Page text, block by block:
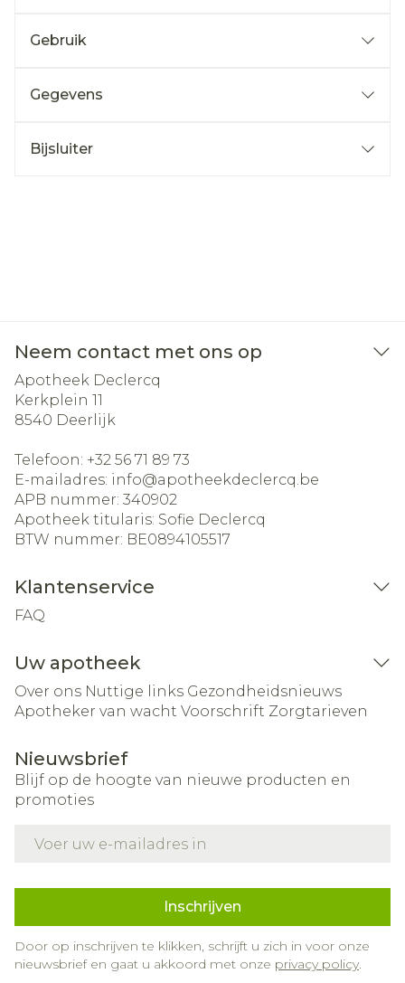
Gebruik
Gegevens
Bijsluiter
Neem contact met ons op
Apotheek Declercq
Kerkplein 11
8540 Deerlijk
Telefoon: +32 56 71 89 73
E-mailadres: info@apotheekdeclercq.be
APB nummer: 340902
Apotheek titularis: Sofie Declercq
BTW nummer: BE0894105517
Klantenservice
FAQ
Uw apotheek
Over ons Nuttige links Gezondheidsnieuws
Apotheker van wacht Voorschrift Zorgtarieven
Nieuwsbrief
Blijf op de hoogte van nieuwe producten en
promoties
Inschrijven
Door op inschrijven te klikken, schrijft u zich in voor onze
nieuwsbrief en gaat u akkoord met onze privacy policy.